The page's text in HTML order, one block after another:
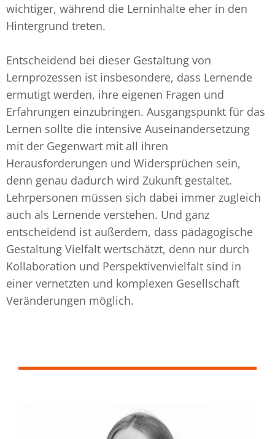
wichtiger, während die Lerninhalte eher in den
Hintergrund treten.
Entscheidend bei dieser Gestaltung von
Lernprozessen ist insbesondere, dass Lernende
ermutigt werden, ihre eigenen Fragen und
Erfahrungen einzubringen. Ausgangspunkt für das
Lernen sollte die intensive Auseinandersetzung
mit der Gegenwart mit all ihren
Herausforderungen und Widersprüchen sein,
denn genau dadurch wird Zukunft gestaltet.
Lehrpersonen müssen sich dabei immer zugleich
auch als Lernende verstehen. Und ganz
entscheidend ist außerdem, dass pädagogische
Gestaltung Vielfalt wertschätzt, denn nur durch
Kollaboration und Perspektivenvielfalt sind in
einer vernetzten und komplexen Gesellschaft
Veränderungen möglich.